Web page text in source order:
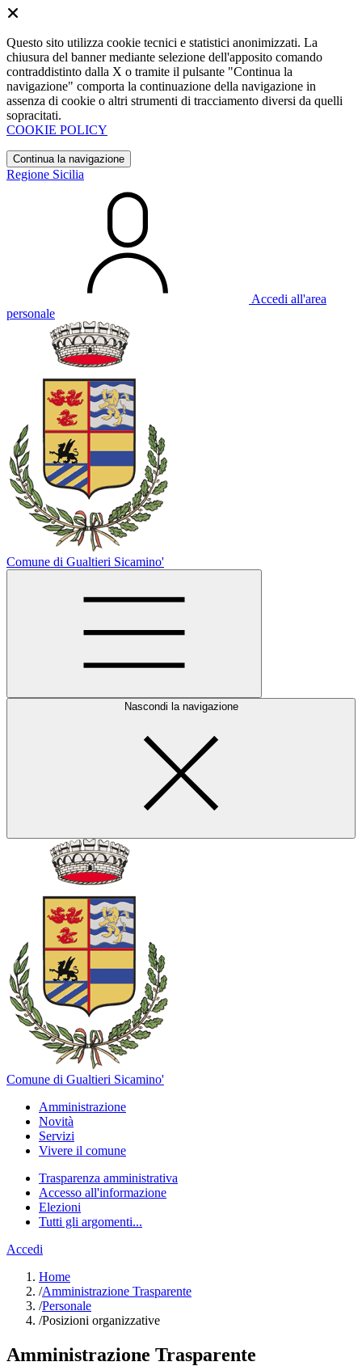
Questo sito utilizza cookie tecnici e statistici anonimizzati. La
chiusura del banner mediante selezione dell'apposito comando
contraddistinto dalla X o tramite il pulsante "Continua la
navigazione" comporta la continuazione della navigazione in
assenza di cookie o altri strumenti di tracciamento diversi da quelli
sopracitati.
COOKIE POLICY
Continua la navigazione
Regione Sicilia
Accedi all'area
personale
Comune di Gualtieri Sicamino'
Nascondi la navigazione
Comune di Gualtieri Sicamino'
Amministrazione
Novità
Servizi
Vivere il comune
Trasparenza amministrativa
Accesso all'informazione
Elezioni
Tutti gli argomenti...
Accedi
Home
/Amministrazione Trasparente
/Personale
/Posizioni organizzative
Amministrazione Trasparente